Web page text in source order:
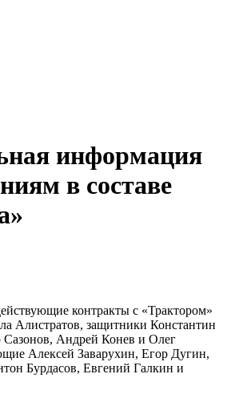
информация
в составе
контракты с «Трактором»
Алистратов, защитники Константин
Андрей Конев и Олег
Алексей Заварухин, Егор Дугин,
Бурдасов, Евгений Галкин и